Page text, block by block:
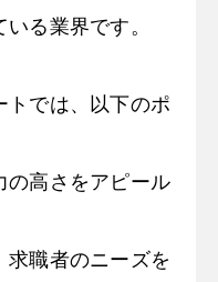
る業界です。
トでは、以下のポ
の高さをアピール
求職者のニーズを